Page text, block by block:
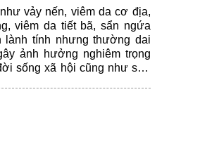
vảy nến, viêm da cơ địa,
viêm da tiết bã, sẩn ngứa
tính nhưng thường dai
ảnh hưởng nghiêm trọng
sống xã hội cũng như sức